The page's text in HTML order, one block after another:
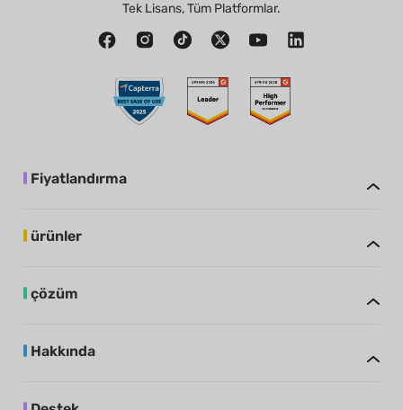
Tek Lisans, Tüm Platformlar.
Fiyatlandırma
ürünler
çözüm
Hakkında